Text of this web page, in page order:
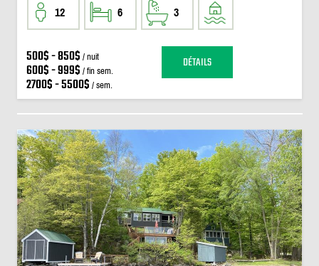
12 6 3
500$ - 850$ / nuit
600$ - 999$ / fin sem.
2700$ - 5500$ / sem.
DÉTAILS